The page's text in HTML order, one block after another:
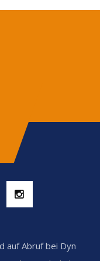
auf Abruf bei Dyn